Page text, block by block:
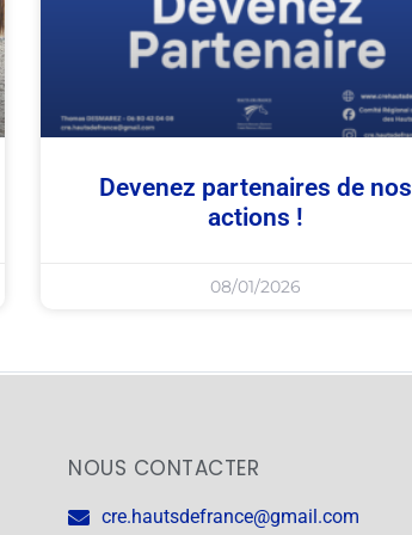
Devenez partenaires de nos
actions !
08/01/2026
NOUS CONTACTER
cre.hautsdefrance@gmail.com